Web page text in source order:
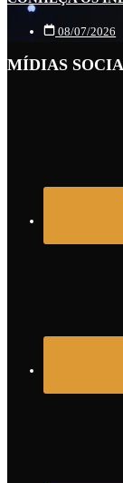
08/07/2026
MÍDIAS